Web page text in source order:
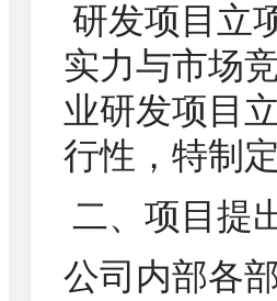
研发项目立
实力与市场
业研发项目
行性，特制
二、项目提
公司内部各